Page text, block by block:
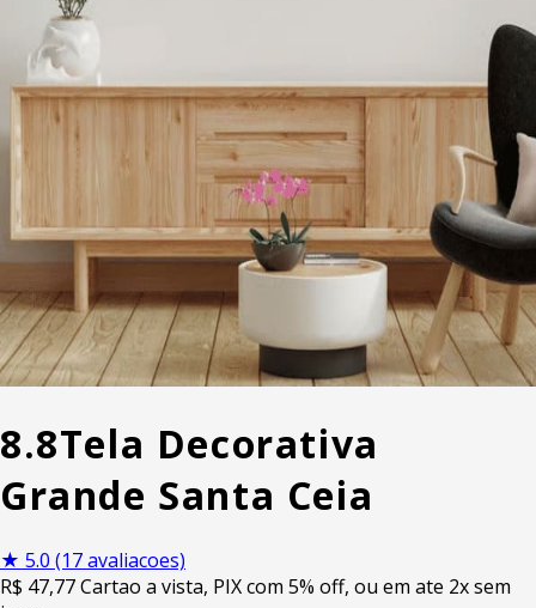
8.8Tela Decorativa
Grande Santa Ceia
★ 5.0 (17 avaliacoes)
R$ 47,77Cartao a vista, PIX com 5% off, ou em ate 2x sem